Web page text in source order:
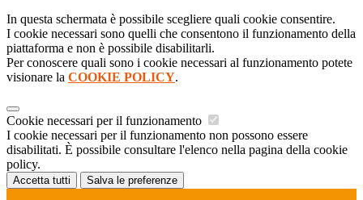
In questa schermata è possibile scegliere quali cookie consentire.
I cookie necessari sono quelli che consentono il funzionamento della
piattaforma e non è possibile disabilitarli.
Per conoscere quali sono i cookie necessari al funzionamento potete
visionare la COOKIE POLICY.
Cookie necessari per il funzionamento
I cookie necessari per il funzionamento non possono essere
disabilitati. È possibile consultare l'elenco nella pagina della cookie
policy.
Accetta tutti Salva le preferenze